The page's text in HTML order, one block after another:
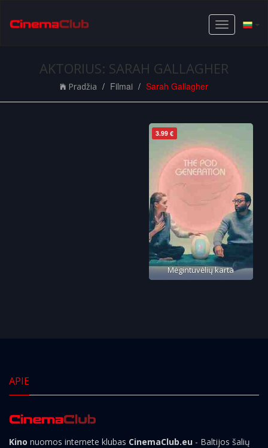
Toggle
navigation
AKTORIUS: SARAH GALLAGHER
Pradžia Filmai Sarah Gallagher
3.99 €
Mėgintuvėlių karta
APIE
Kino nuomos internete klubas CinemaClub.eu - Baltijos šalių